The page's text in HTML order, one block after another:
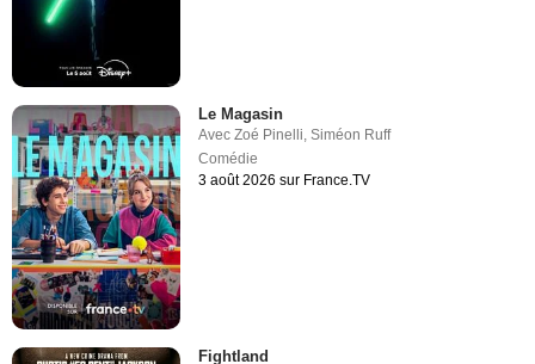
Le Magasin
AvecZoé Pinelli,Siméon Ruff
Comédie
3 août 2026 sur France.TV
Fightland